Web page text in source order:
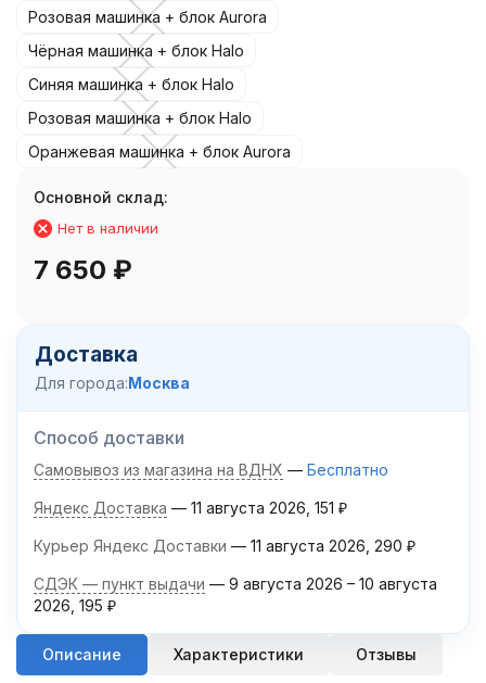
Розовая машинка + блок Aurora
Чёрная машинка + блок Halo
Синяя машинка + блок Halo
Розовая машинка + блок Halo
Оранжевая машинка + блок Aurora
Основной склад:
Нет в наличии
7 650 ₽
Доставка
Для города:Москва
Способ доставки
Самовывоз из магазина на ВДНХ Бесплатно
Яндекс Доставка 11 августа 2026 151 ₽
Курьер Яндекс Доставки 11 августа 2026 290 ₽
СДЭК — пункт выдачи 9 августа 2026 – 10 августа
2026 195 ₽
Описание Характеристики Отзывы